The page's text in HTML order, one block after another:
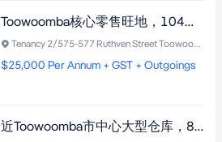
Toowoomba核心零售旺地，104平米精装展示空间，近Hannas建筑，客流如织，商机无限。
Tenancy 2/575-577 Ruthven Street Toowoomba City QLD 4350
$25,000 Per Annum + GST + Outgoings
近Toowoomba市中心大型仓库，844平米围栏院子与200平米仓库，4米高滑动门，三相电源。